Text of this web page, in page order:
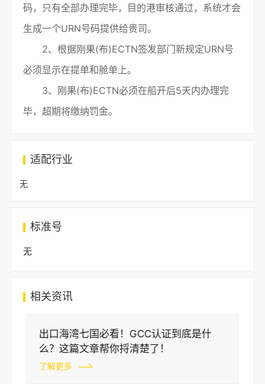
码，只有全部办理完毕，目的港审核通过，系统才会
生成一个URN号码提供给贵司。
2、根据刚果(布)ECTN签发部门新规定URN号
必须显示在提单和舱单上。
3、刚果(布)ECTN必须在船开后5天内办理完
毕，超期将缴纳罚金。
适配行业
无
标准号
无
相关资讯
出口海湾七国必看！GCC认证到底是什
么？这篇文章帮你捋清楚了！
了解更多